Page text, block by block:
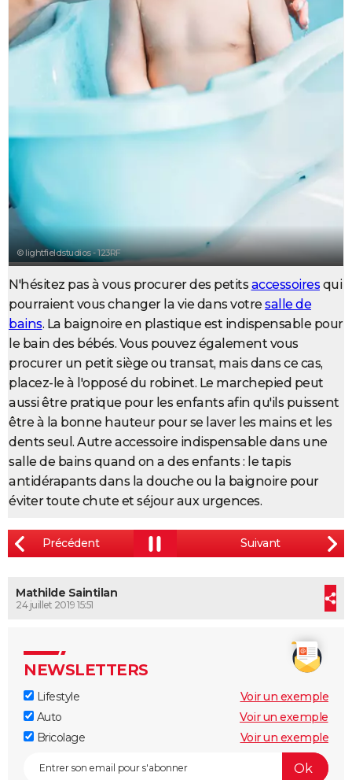
Destinations
City break
Voyage nature
Voyage de noces
Forum
Climat
PHOTO
GUIDES D'ACHAT
BONS PLANS
Carte de Noël
Carte Bonne année
Carte Saint-Valentin
Carte Pâques
Carte d'anniversaire
COPAINS D'AVANT
S'inscrire
Se connecter
Lycées
Collèges
Primaires
Universités
Entreprises
Service militaire
Avis de recherche
AVIS DE DÉCÈS
Bricolage
Lifestyle
Culture
Sport
Auto
Television
Voyage
Cinema
© lightfieldstudios - 123RF
N'hésitez pas à vous procurer des petits accessoiresqui
pourraient vous changer la vie dans votre salle de
bains. La baignoire en plastique est indispensable pour
le bain des bébés. Vous pouvez également vous
procurer un petit siège ou transat, mais dans ce cas,
placez-le à l'opposé du robinet. Le marchepied peut
aussi être pratique pour les enfants afin qu'ils puissent
être à la bonne hauteur pour se laver les mains et les
dents seul. Autre accessoire indispensable dans une
salle de bains quand on a des enfants : le tapis
antidérapants dans la douche ou la baignoire pour
éviter toute chute et séjour aux urgences.
Mathilde Saintilan
24 juillet 2019 15:51
NEWSLETTERS
Lifestyle
Voir un exemple
Auto
Voir un exemple
Bricolage
Voir un exemple